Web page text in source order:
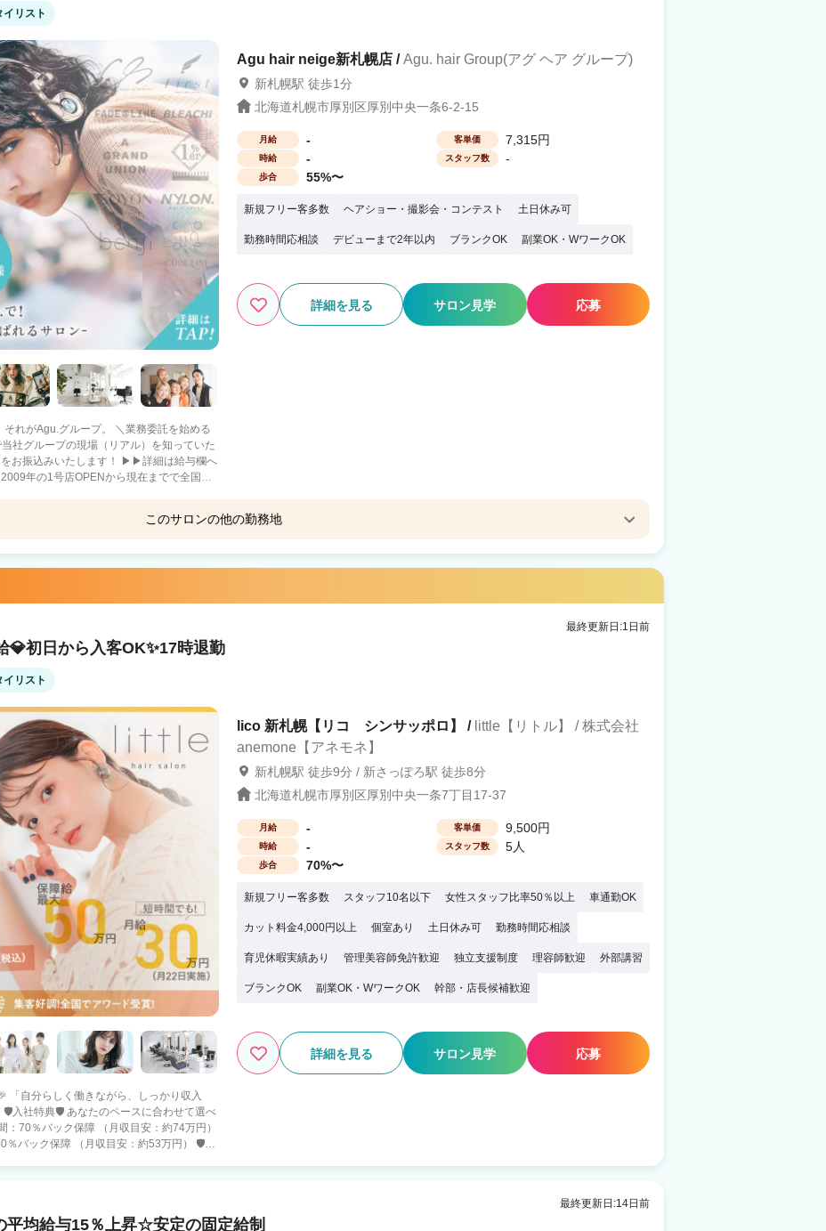
象は？』 ・
きる点を解説してくれて優しかった（24歳
囲気を確認できてよかった（25歳女性） 複
ずはぜひお気軽にお問合せ下さいね♪
リスト
ープ。 ＼業務委託を始める
社グループの現場（リアル）を知っていた
お振込みいたします！ ▶▶詳細は給与欄へ
年の1号店OPENから現在までで全国
、プロとして活躍 【当社グループ
客0でも問題なく入客できます スタッフ
う保障や、結婚の応援金を支給）※一定条
企業は『6社』のみ 報酬はすべて
の“第一歩”を当社グループは応援していま
Agu hair neige新札幌店 /Agu. hair Group(アグ ヘア グループ)
新札幌駅 徒歩1分
北海道札幌市厚別区厚別中央一条6-2-15
月給 - 客単価 7,315円
時給 - スタッフ数 -
歩合 55%〜
新規フリー客多数 ヘアショー・撮影会・コンテスト 土日休み可
勤務時間応相談 デビューまで2年以内 ブランクOK 副業OK・WワークOK
詳細を見る サロン見学 応募
このサロンの他の勤務地
Agu hair blanca キャポ大谷地
最終更新日:1日前
💎初日から入客OK✨17時退勤
リスト
「自分らしく働きながら、しっかり収入
バック保障 （月収目安：約53万円） 🛡️入
lico 新札幌【リコ シンサッポロ】 / little【リトル】 / 株式会社
anemone【アネモネ】
新札幌駅 徒歩9分 / 新さっぽろ駅 徒歩8分
北海道札幌市厚別区厚別中央一条7丁目17-37
月給 - 客単価 9,500円
時給 - スタッフ数 5人
歩合 70%〜
新規フリー客多数 スタッフ10名以下 女性スタッフ比率50％以上 車通勤OK
カット料金4,000円以上 個室あり 土日休み可 勤務時間応相談
育児休暇実績あり 管理美容師免許歓迎 独立支援制度 理容師歓迎 外部講習
ブランクOK 副業OK・WワークOK 幹部・店長候補歓迎
詳細を見る サロン見学 応募
最終更新日:14日前
均給与15％上昇☆安定の固定給制